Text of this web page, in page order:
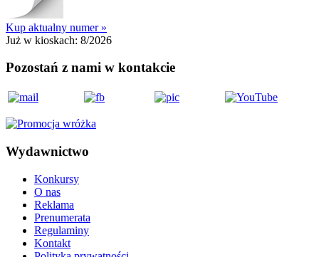
Kup aktualny numer »
Już w kioskach: 8/2026
Pozostań z nami w kontakcie
Wydawnictwo
Konkursy
O nas
Reklama
Prenumerata
Regulaminy
Kontakt